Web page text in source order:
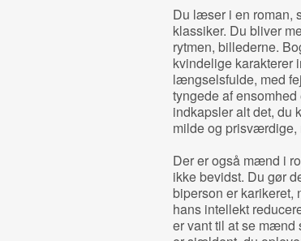
Du læser i en roman,
klassiker. Du bliver
rytmen, billederne.
kvindelige karakterer
længselsfulde, med
tyngede af
indkapsler alt det, du
milde og prisværdige,
Der er også mænd i
ikke bevidst. Du gør
biperson er
hans intellekt
er vant til at se mænd